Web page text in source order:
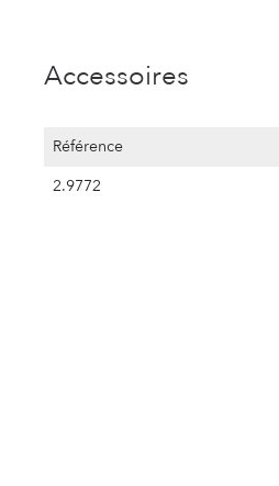
Accessoires
Référence
2.9772